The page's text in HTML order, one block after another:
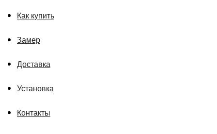
Как купить
Замер
Доставка
Установка
Контакты